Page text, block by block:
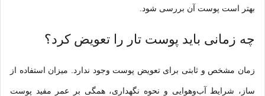
بهتر است پوست آن بررسی شود.
چه زمانی باید پوست تار را تعویض کرد؟
زمان مشخص و ثابتی برای تعویض پوست وجود ندارد. میزان استفاده از
ساز، شرایط آب‌وهوایی و نحوه نگهداری، همگی بر عمر مفید پوست